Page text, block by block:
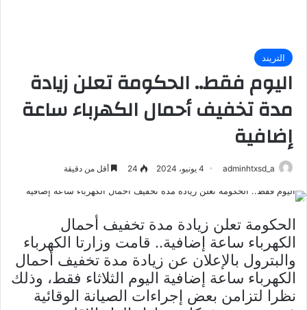
التريند
اليوم فقط.. الحكومة تعلن زيادة
مدة تخفيف أحمال الكهرباء ساعة
إضافية
adminhtxsd_a 4 يونيو، 2024 24 أقل من دقيقة
الحكومة تعلن زيادة مدة تخفيف أحمال
الكهرباء ساعة إضافية.. قامت وزارتا الكهرباء
والبترول بالإعلان عن زيادة مدة تخفيف أحمال
الكهرباء ساعة إضافية اليوم الثلاثاء فقط، وذلك
نظرا لتزامن بعض إجراءات الصيانة الوقائية